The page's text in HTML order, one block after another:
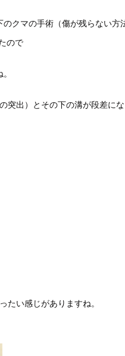
クマの手術（傷が残らない
ので
突出）とその下の溝が段差に
たい感じがありますね。